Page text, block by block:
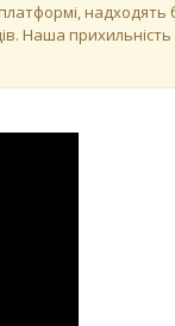
надходять
Наша прихильність